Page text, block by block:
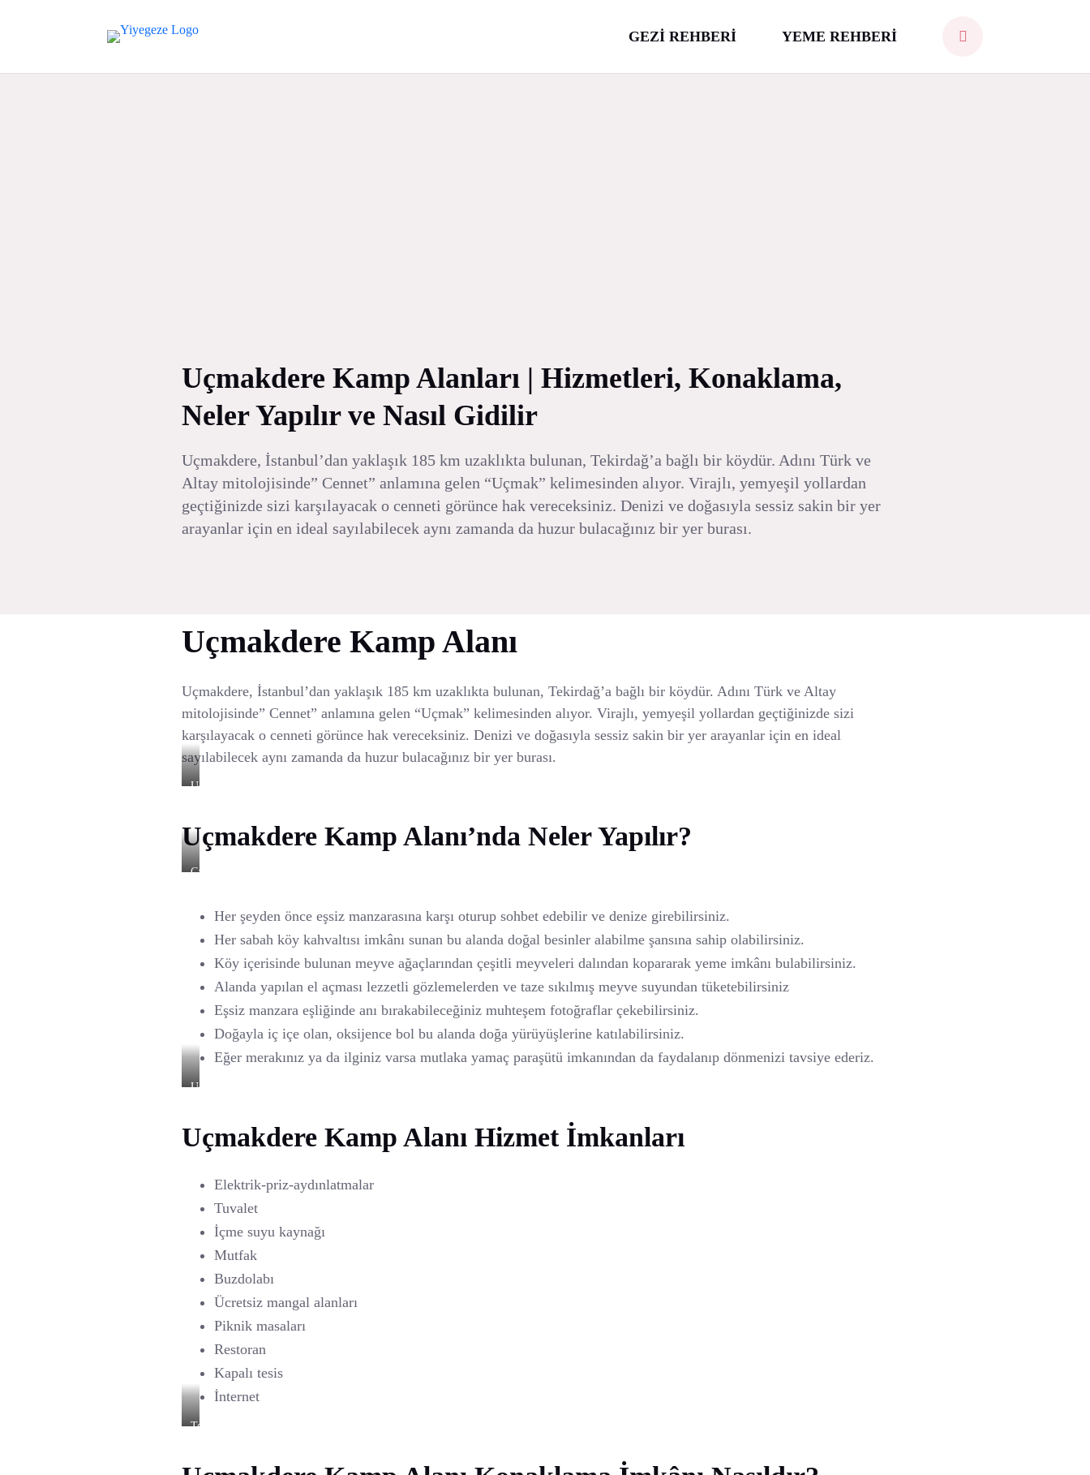
GEZİ REHBERİ YEME REHBERİ
Uçmakdere Kamp Alanları | Hizmetleri, Konaklama,
Neler Yapılır ve Nasıl Gidilir
Uçmakdere, İstanbul’dan yaklaşık 185 km uzaklıkta bulunan, Tekirdağ’a bağlı bir köydür. Adını Türk ve
Altay mitolojisinde” Cennet” anlamına gelen “Uçmak” kelimesinden alıyor. Virajlı, yemyeşil yollardan
geçtiğinizde sizi karşılayacak o cenneti görünce hak vereceksiniz. Denizi ve doğasıyla sessiz sakin bir yer
arayanlar için en ideal sayılabilecek aynı zamanda da huzur bulacağınız bir yer burası.
Uçmakdere Kamp Alanı
Uçmakdere, İstanbul’dan yaklaşık 185 km uzaklıkta bulunan, Tekirdağ’a bağlı bir köydür. Adını Türk ve Altay
mitolojisinde” Cennet” anlamına gelen “Uçmak” kelimesinden alıyor. Virajlı, yemyeşil yollardan geçtiğinizde sizi
karşılayacak o cenneti görünce hak vereceksiniz. Denizi ve doğasıyla sessiz sakin bir yer arayanlar için en ideal
sayılabilecek aynı zamanda da huzur bulacağınız bir yer burası.
Uçmakdere
Uçmakdere Kamp Alanı’nda Neler Yapılır?
Çadır
Her şeyden önce eşsiz manzarasına karşı oturup sohbet edebilir ve denize girebilirsiniz.
Her sabah köy kahvaltısı imkânı sunan bu alanda doğal besinler alabilme şansına sahip olabilirsiniz.
Köy içerisinde bulunan meyve ağaçlarından çeşitli meyveleri dalından kopararak yeme imkânı bulabilirsiniz.
Alanda yapılan el açması lezzetli gözlemelerden ve taze sıkılmış meyve suyundan tüketebilirsiniz
Eşsiz manzara eşliğinde anı bırakabileceğiniz muhteşem fotoğraflar çekebilirsiniz.
Doğayla iç içe olan, oksijence bol bu alanda doğa yürüyüşlerine katılabilirsiniz.
Eğer merakınız ya da ilginiz varsa mutlaka yamaç paraşütü imkanından da faydalanıp dönmenizi tavsiye ederiz.
Uçmakdere
Alanı
Uçmakdere Kamp Alanı Hizmet İmkanları
Elektrik-priz-aydınlatmalar
Tuvalet
İçme suyu kaynağı
Mutfak
Buzdolabı
Ücretsiz mangal alanları
Piknik masaları
Restoran
Kapalı tesis
İnternet
Temiz
Kamp